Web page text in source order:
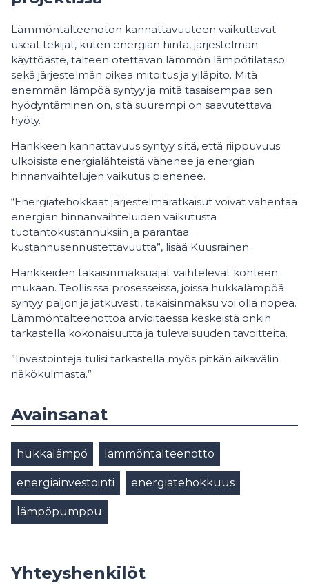
Lämmöntalteenoton kannattavuuteen vaikuttavat
useat tekijät, kuten energian hinta, järjestelmän
käyttöaste, talteen otettavan lämmön lämpötilataso
sekä järjestelmän oikea mitoitus ja ylläpito. Mitä
enemmän lämpöä syntyy ja mitä tasaisempaa sen
hyödyntäminen on, sitä suurempi on saavutettava
hyöty.
Hankkeen kannattavuus syntyy siitä, että riippuvuus
ulkoisista energialähteistä vähenee ja energian
hinnanvaihtelujen vaikutus pienenee.
“Energiatehokkaat järjestelmäratkaisut voivat vähentää
energian hinnanvaihteluiden vaikutusta
tuotantokustannuksiin ja parantaa
kustannusennustettavuutta”, lisää Kuusrainen.
Hankkeiden takaisinmaksuajat vaihtelevat kohteen
mukaan. Teollisissa prosesseissa, joissa hukkalämpöä
syntyy paljon ja jatkuvasti, takaisinmaksu voi olla nopea.
Lämmöntalteenottoa arvioitaessa keskeistä onkin
tarkastella kokonaisuutta ja tulevaisuuden tavoitteita.
”Investointeja tulisi tarkastella myös pitkän aikavälin
näkökulmasta.”
Avainsanat
hukkalämpö lämmöntalteenotto
energiainvestointi energiatehokkuus
lämpöpumppu
Yhteyshenkilöt